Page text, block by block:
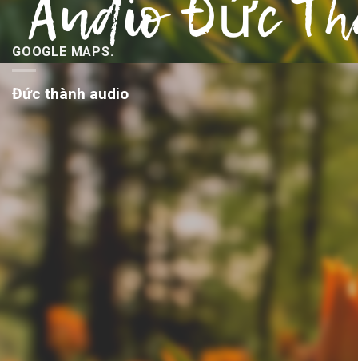
GOOGLE MAPS.
Đức thành audio